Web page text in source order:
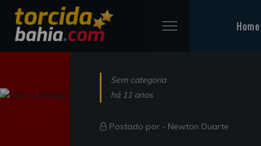
Home
Sem categoria
há 11 anos
Postado por - Newton Duarte